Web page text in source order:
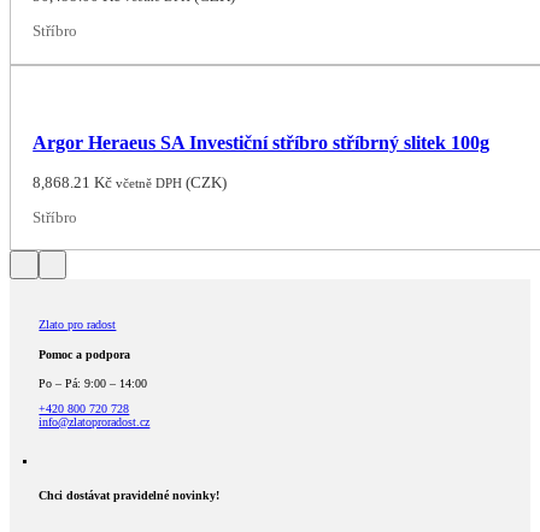
Stříbro
Argor Heraeus SA Investiční stříbro stříbrný slitek 100g
8,868.21Kč včetně DPH (CZK)
Stříbro
Zlato pro radost
Pomoc a podpora
Po – Pá: 9:00 – 14:00
+420 800 720 728
info@zlatoproradost.cz
Chci dostávat pravidelné novinky!​